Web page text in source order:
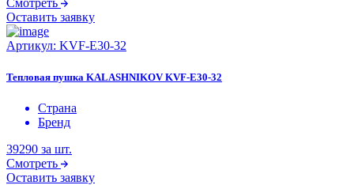
Смотреть
Оставить заявку
Артикул: KVF-E30-32
Тепловая пушка KALASHNIKOV KVF-E30-32
Страна
Бренд
39290 за шт.
Смотреть
Оставить заявку